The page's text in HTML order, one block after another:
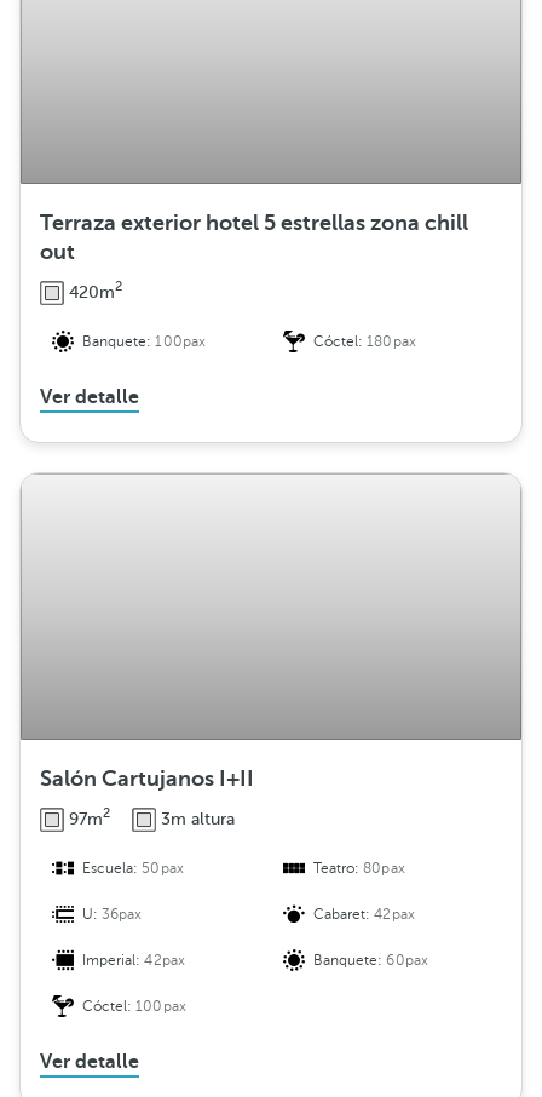
Terraza exterior hotel 5 estrellas zona chill
out
420m2
Banquete:100pax Cóctel:180pax
Ver detalle
Salón Cartujanos I+II
97m2 3m altura
Escuela: 50pax Teatro:80pax
U:36pax Cabaret:42pax
Imperial:42pax Banquete:60pax
Cóctel:100pax
Ver detalle